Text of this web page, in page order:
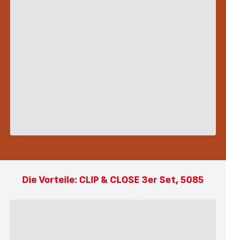
Die Vorteile: CLIP & CLOSE 3er Set, 5085